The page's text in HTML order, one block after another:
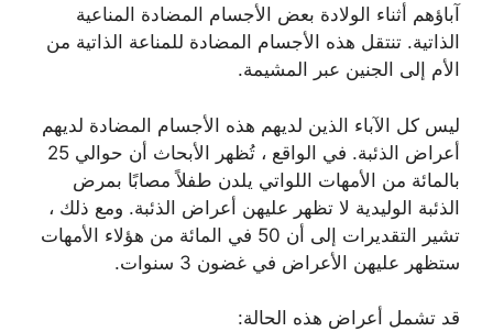
آباؤهم أثناء الولادة بعض الأجسام المضادة المناعية
الذاتية. تنتقل هذه الأجسام المضادة للمناعة الذاتية من
الأم إلى الجنين عبر المشيمة.
ليس كل الآباء الذين لديهم هذه الأجسام المضادة لديهم
أعراض الذئبة. في الواقع ، تُظهر الأبحاث أن حوالي 25
بالمائة من الأمهات اللواتي يلدن طفلاً مصابًا بمرض
الذئبة الوليدية لا تظهر عليهن أعراض الذئبة. ومع ذلك ،
تشير التقديرات إلى أن 50 في المائة من هؤلاء الأمهات
ستظهر عليهن الأعراض في غضون 3 سنوات.
قد تشمل أعراض هذه الحالة: